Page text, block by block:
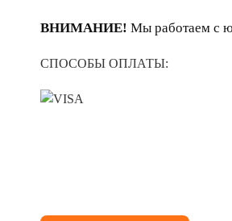
ВНИМАНИЕ! Мы работаем с
СПОСОБЫ ОПЛАТЫ: